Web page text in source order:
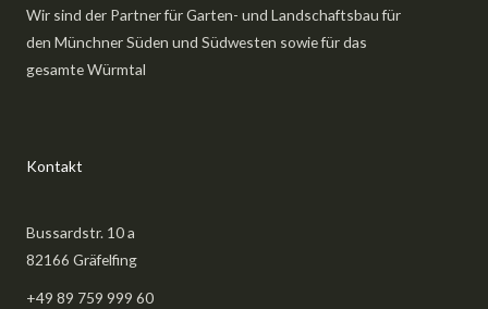
Wir sind der Partner für Garten- und Landschaftsbau für
den Münchner Süden und Südwesten sowie für das
gesamte Würmtal
Kontakt
Bussardstr. 10 a
82166 Gräfelfing
+49 89 759 999 60